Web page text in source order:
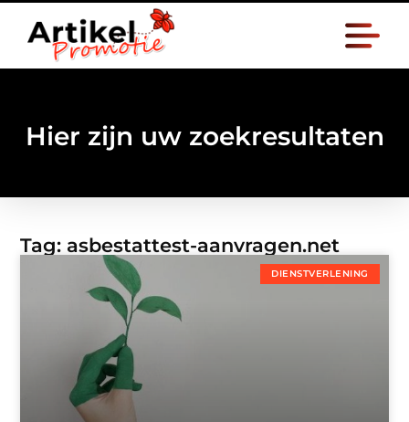
Hier zijn uw zoekresultaten
Tag: asbestattest-aanvragen.net
DIENSTVERLENING